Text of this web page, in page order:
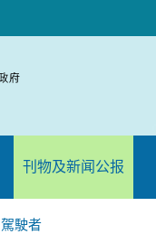
刊物及新闻公报
駕駛者